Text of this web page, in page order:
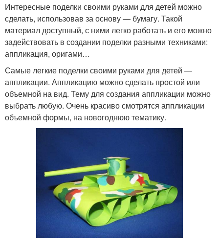
Интересные поделки своими руками для детей можно
сделать, использовав за основу — бумагу. Такой
материал доступный, с ними легко работать и его можно
задействовать в создании поделки разными техниками:
аппликация, оригами…
Самые легкие поделки своими руками для детей —
аппликации. Аппликацию можно сделать простой или
объемной на вид. Тему для создания аппликации можно
выбрать любую. Очень красиво смотрятся аппликации
объемной формы, на новогоднюю тематику.